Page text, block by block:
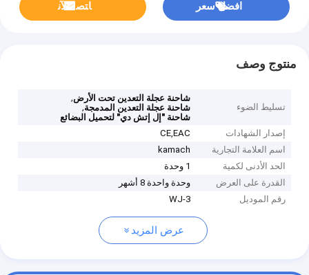
افضل سعر ﺎﺘﺼﻟ ﺍﻶﻧ
منتوج وصف
تسليط الضوء
شاحنة عجلة التعدين تحت الأرض,
شاحنة عجلة التعدين المدمجة,
شاحنة "إل إتش دي" لتحميل البضائع
إصدار الشهادات
CE,EAC
اسم العلامة التجارية
kamach
الحد الأدنى لكمية
1 وحدة
القدرة على العرض
وحدة واحدة 8 أشهر
رقم الموديل
WJ-3
عرض المزيد